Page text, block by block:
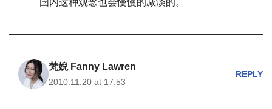
国内这种观念也会慢慢的减淡的。
梵婗 Fanny Lawren
2010.11.20 at 17:53
REPLY